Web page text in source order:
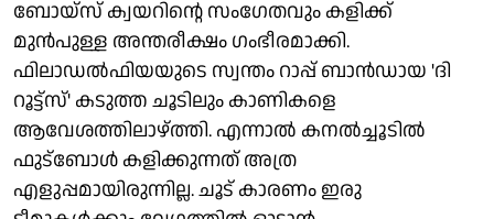
ബോയ്‌സ് ക്വയറിന്റെ സംഗേതവും കളിക്ക്
മുന്‍പുള്ള അന്തരീക്ഷം ഗംഭീരമാക്കി.
ഫിലാഡല്‍ഫിയയുടെ സ്വന്തം റാപ്പ് ബാന്‍ഡായ 'ദി
റൂട്ട്‌സ്' കടുത്ത ചൂടിലും കാണികളെ
ആവേശത്തിലാഴ്ത്തി. എന്നാല്‍ കനല്‍ച്ചൂടില്‍
ഫുട്‌ബോള്‍ കളിക്കുന്നത് അത്ര
എളുപ്പമായിരുന്നില്ല. ചൂട് കാരണം ഇരു